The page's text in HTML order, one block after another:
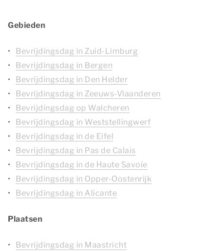
Gebieden
Bevrijdingsdag in Zuid-Limburg
Bevrijdingsdag in Bergen
Bevrijdingsdag in Den Helder
Bevrijdingsdag in Zeeuws-Vlaanderen
Bevrijdingsdag op Walcheren
Bevrijdingsdag in Weststellingwerf
Bevrijdingsdag in de Eifel
Bevrijdingsdag in Pas de Calais
Bevrijdingsdag in de Haute Savoie
Bevrijdingsdag in Opper-Oostenrijk
Bevrijdingsdag in Alicante
Plaatsen
Bevrijdingsdag in Maastricht